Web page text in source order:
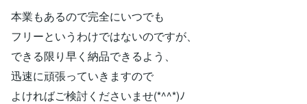
本業もあるので完全にいつでも
フリーというわけではないのですが、
できる限り早く納品できるよう、
迅速に頑張っていきますので
よければご検討くださいませ(*^^*)ﾉ